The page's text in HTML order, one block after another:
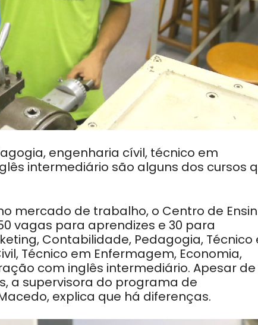
engenharia cívil, técnico em
intermediário são alguns dos cursos
mercado de trabalho, o Centro de
vagas para aprendizes e 30 para
Contabilidade, Pedagogia, Técnico
Técnico em Enfermagem, Economia,
com inglês intermediário. Apesar de
a supervisora do programa de
explica que há diferenças.